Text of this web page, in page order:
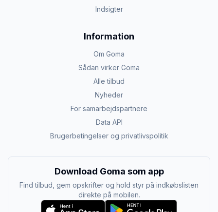
Indsigter
Information
Om Goma
Sådan virker Goma
Alle tilbud
Nyheder
For samarbejdspartnere
Data API
Brugerbetingelser og privatlivspolitik
Download Goma som app
Find tilbud, gem opskrifter og hold styr på indkøbslisten
direkte på mobilen.